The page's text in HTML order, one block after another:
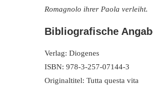
Romagnolo ihrer Paola verleiht.
Bibliografische
Verlag: Diogenes
ISBN: 978-3-257-07144-3
Originaltitel: Tutta questa vita